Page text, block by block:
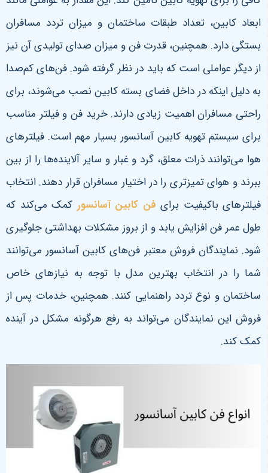
ابعاد کابین، تعداد طبقات ساختمان و میزان تردد مسافران
بستگی دارد. همچنین، قدرت فن و میزان صدای تولیدی آن نیز
از دیگر عواملی است که باید در نظر گرفته شود. فن‌های کم‌صدا
به دلیل اینکه در داخل فضای بسته کابین نصب می‌شوند، برای
راحتی مسافران اهمیت زیادی دارند. خرید فن و فیلتر مناسب
برای سیستم تهویه کابین آسانسور بسیار مهم است. فیلترهای
هوا می‌توانند ذرات معلق، گرد و غبار و سایر آلاینده‌ها را از بین
ببرند و هوای تمیزتری را در اختیار مسافران قرار دهند. انتخاب
فیلترهای باکیفیت برای فن کابین آسانسور کمک می‌کند که
طول عمر فن افزایش یابد و از بروز مشکلات بهداشتی جلوگیری
شود. نمایندگان فروش معتبر فن‌های کابین آسانسور می‌توانند
شما را در انتخاب بهترین مدل با توجه به نیازهای خاص
ساختمان و نوع تردد راهنمایی کنند. همچنین، خدمات پس از
فروش این نمایندگان می‌تواند به رفع هرگونه مشکل در آینده
کمک کند.